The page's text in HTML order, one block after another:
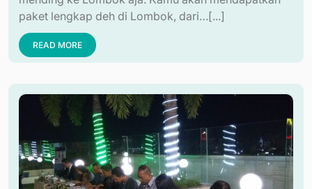
paket lengkap deh di Lombok, dari…[...]
READ MORE